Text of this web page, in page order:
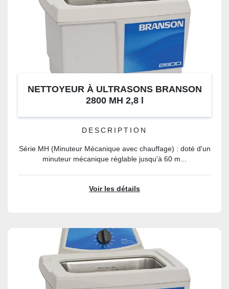
NETTOYEUR À ULTRASONS BRANSON
2800 MH 2,8 l
DESCRIPTION
Série MH (Minuteur Mécanique avec chauffage) : doté d'un
minuteur mécanique réglable jusqu'à 60 m...
Voir les détails